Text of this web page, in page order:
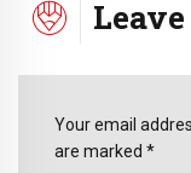
Your email
are marked *